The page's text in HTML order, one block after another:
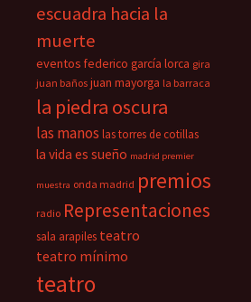
escuadra hacia la
muerte
eventos federico garcía lorca gira
juan baños juan mayorga la barraca
la piedra oscura
las manos las torres de cotillas
la vida es sueño madrid premier
muestra onda madrid premios
radio Representaciones
sala arapiles teatro
teatro mínimo
teatro